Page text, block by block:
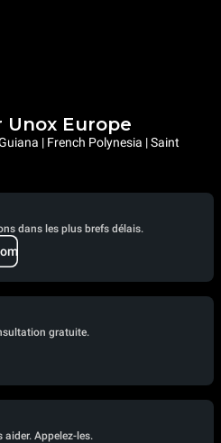
Unox Europe
| French Polynesia | Saint
dans les plus brefs délais.
gratuite.
Appelez-les.